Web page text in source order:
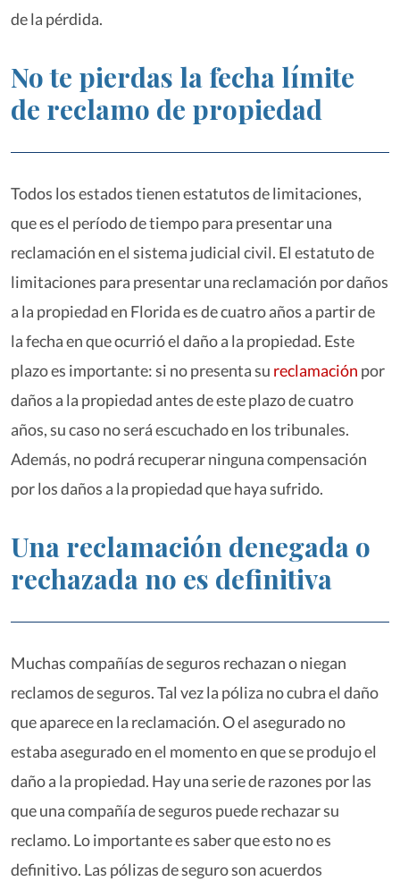
de la pérdida.
No te pierdas la fecha límite
de reclamo de propiedad
Todos los estados tienen estatutos de limitaciones,
que es el período de tiempo para presentar una
reclamación en el sistema judicial civil. El estatuto de
limitaciones para presentar una reclamación por daños
a la propiedad en Florida es de cuatro años a partir de
la fecha en que ocurrió el daño a la propiedad. Este
plazo es importante: si no presenta su reclamación por
daños a la propiedad antes de este plazo de cuatro
años, su caso no será escuchado en los tribunales.
Además, no podrá recuperar ninguna compensación
por los daños a la propiedad que haya sufrido.
Una reclamación denegada o
rechazada no es definitiva
Muchas compañías de seguros rechazan o niegan
reclamos de seguros. Tal vez la póliza no cubra el daño
que aparece en la reclamación. O el asegurado no
estaba asegurado en el momento en que se produjo el
daño a la propiedad. Hay una serie de razones por las
que una compañía de seguros puede rechazar su
reclamo. Lo importante es saber que esto no es
definitivo. Las pólizas de seguro son acuerdos